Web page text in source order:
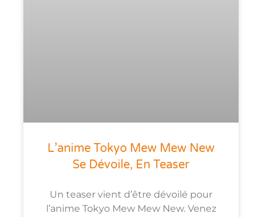
L’anime Tokyo Mew Mew New
Se Dévoile, En Teaser
Un teaser vient d’être dévoilé pour
l’anime Tokyo Mew Mew New. Venez